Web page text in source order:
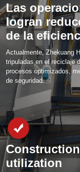
Las
logran
de la
Actualmente, Zhekuang
tripuladas en el reciclaje
procesos optimizados,
de seguridad.
utilization